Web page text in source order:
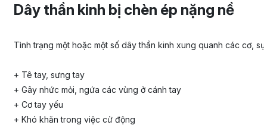
Dây thần kinh bị chèn ép nặng nề
Tình trạng một hoặc một số dây thần kinh xung quanh các cơ,
+ Tê tay, sưng tay
+ Gây nhức mỏi, ngứa các vùng ở cánh tay
+ Cơ tay yếu
+ Khó khăn trong việc cử động